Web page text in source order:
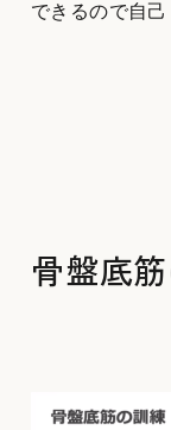
できるので自己
骨盤底